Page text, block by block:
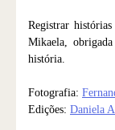
Registrar
Mikaela,
história.
Fotografia:
Edições: Daniela